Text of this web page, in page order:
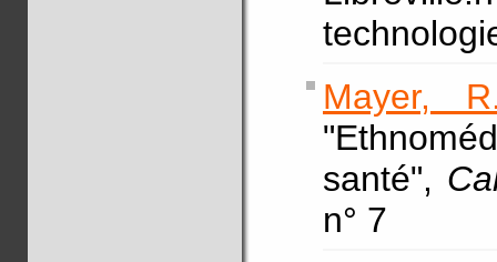
Mayer,
santé",
n° 7